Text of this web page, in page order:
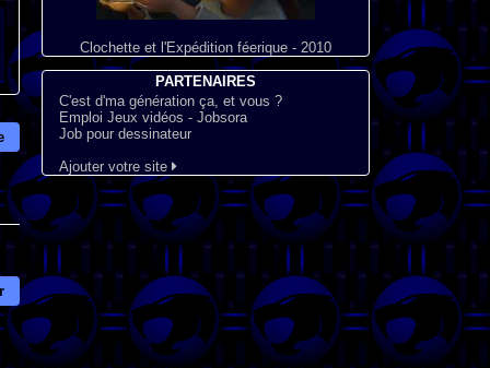
Clochette et l'Expédition féerique - 2010
PARTENAIRES
C'est d'ma génération ça, et vous ?
Emploi Jeux vidéos - Jobsora
Job pour dessinateur
Ajouter votre site